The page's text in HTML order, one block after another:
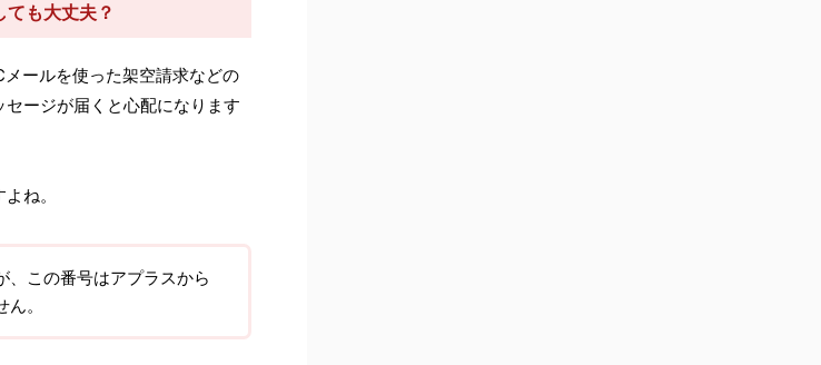
も大丈夫？
ールを使った架空請求などの
ージが届くと心配になります
ね。
この番号はアプラスから
。